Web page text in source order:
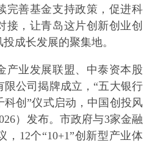
完善基金支持政策，促进科
接，让青岛这片创新创业创
成长发展的聚集地。
产业发展联盟、中泰资本股
公司揭牌成立，“五大银行
科创”仪式启动，中国创投风
）发布。市政府与3家金融
12个“10+1”创新型产业体